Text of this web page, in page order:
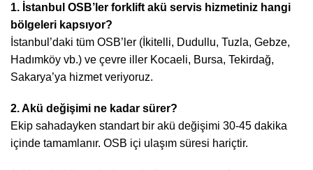
1. İstanbul OSB’ler forklift akü servis hizmetiniz hangi
bölgeleri kapsıyor?
İstanbul’daki tüm OSB’ler (İkitelli, Dudullu, Tuzla, Gebze,
Hadımköy vb.) ve çevre iller Kocaeli, Bursa, Tekirdağ,
Sakarya’ya hizmet veriyoruz.
2. Akü değişimi ne kadar sürer?
Ekip sahadayken standart bir akü değişimi 30-45 dakika
içinde tamamlanır. OSB içi ulaşım süresi hariçtir.